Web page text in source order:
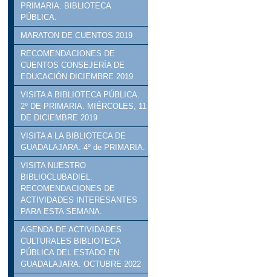
PRIMARIA. BIBLIOTECA
PÚBLICA.
MARATON DE CUENTOS 2019
RECOMENDACIONES DE
CUENTOS CONSEJERÍA DE
EDUCACIÓN DICIEMBRE 2019
VISITA A BIBLIOTECA PÚBLICA.
2º DE PRIMARIA. MIÉRCOLES, 11
DE DICIEMBRE 2019
VISITA A LA BIBLIOTECA DE
GUADALAJARA. 4º de PRIMARIA.
VISITA NUESTRO
BIBLIOCLUBADIEL.
RECOMENDACIONES DE
ACTIVIDADES INTERESANTES
PARA ESTA SEMANA.
AGENDA DE ACTIVIDADES
CULTURALES BIBLIOTECA
PÚBLICA DEL ESTADO EN
GUADALAJARA. OCTUBRE 2022